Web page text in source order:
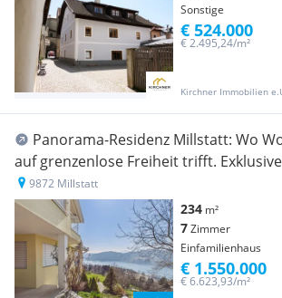
Sonstige
Kirchner Immobilien
€ 2.495,24/m²
€ 524.000
Panorama-Residenz Millstatt: Wo
auf grenzenlose Freiheit trifft.
Anwesen mit Seeblick.
9872 Millstatt
234 m²
7Zimmer
Einfamilienhaus
€ 6.623,93/m²
€ 1.550.000